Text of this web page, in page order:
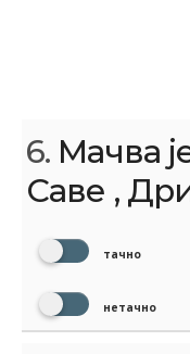
6. Мачва
Саве ,
тачно
нетачно